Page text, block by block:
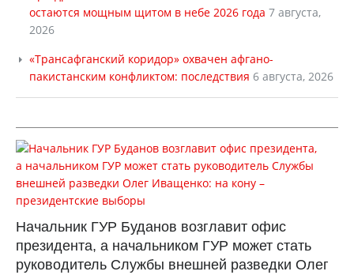
остаются мощным щитом в небе 2026 года 7 августа,
2026
«Трансафганский коридор» охвачен афгано-
пакистанским конфликтом: последствия 6 августа, 2026
Начальник ГУР Буданов возглавит офис
президента, а начальником ГУР может стать
руководитель Службы внешней разведки Олег